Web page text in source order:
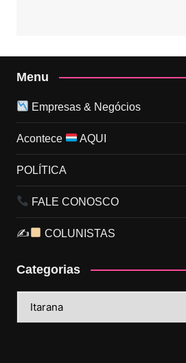
Menu
Empresas & Negócios
Acontece AQUI
POLÍTICA
FALE CONOSCO
✍ COLUNISTAS
Categorias